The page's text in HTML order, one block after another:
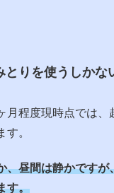
とりを使うしかな
月程度現時点では、
。
、昼間は静かですが
す。